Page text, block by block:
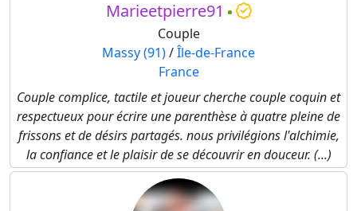
Marieetpierre91
Couple
Massy (91)/Île-de-France
France
Couple complice, tactile et joueur cherche couple coquin et
respectueux pour écrire une parenthèse à quatre pleine de
frissons et de désirs partagés. nous privilégions l'alchimie,
la confiance et le plaisir de se découvrir en douceur. (...)